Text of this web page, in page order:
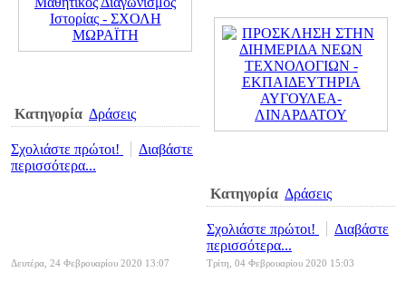
Κατηγορία Δράσεις
Σχολιάστε πρώτοι!
Διαβάστε
περισσότερα...
Κατηγορία Δράσεις
Σχολιάστε πρώτοι!
Διαβάστε
περισσότερα...
Δευτέρα, 24 Φεβρουαρίου 2020 13:07 Τρίτη, 04 Φεβρουαρίου 2020 15:03